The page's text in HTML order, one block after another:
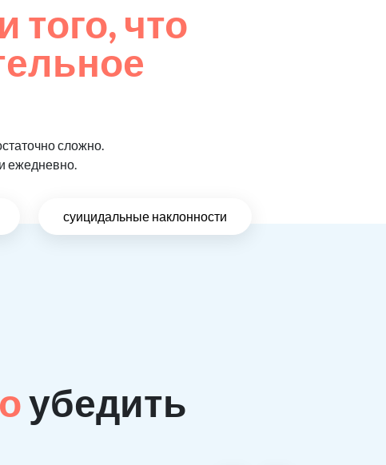
того, что
сложно.
ежедневно.
суицидальные наклонности
убедить